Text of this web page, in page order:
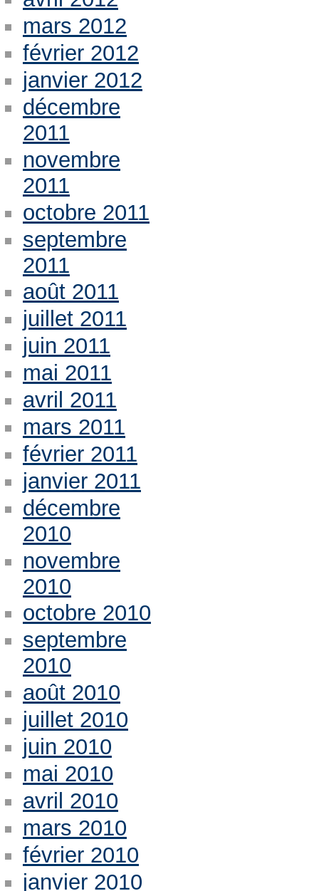
mars 2012
février 2012
janvier 2012
décembre
2011
novembre
2011
octobre 2011
septembre
2011
août 2011
juillet 2011
juin 2011
mai 2011
avril 2011
mars 2011
février 2011
janvier 2011
décembre
2010
novembre
2010
octobre 2010
septembre
2010
août 2010
juillet 2010
juin 2010
mai 2010
avril 2010
mars 2010
février 2010
janvier 2010